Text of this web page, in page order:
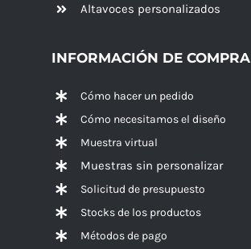
Altavoces personalizados
INFORMACIÓN DE COMPRA
Cómo hacer un pedido
Cómo necesitamos el diseño
Muestra virtual
Muestras sin personalizar
Solicitud de presupuesto
Stocks de los productos
Métodos de pago